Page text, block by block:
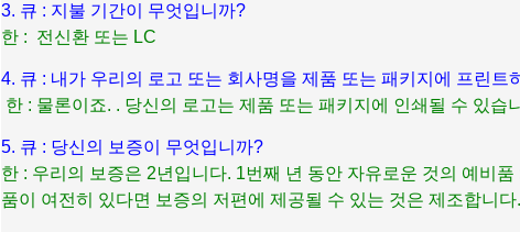
3. 큐 : 지불 기간이 무엇입니까?
한 : 전신환 또는 LC
4. 큐 : 내가 우리의 로고 또는 회사명을 제품 또는 패키지에 프린트
한 : 물론이죠. . 당신의 로고는 제품 또는 패키지에 인쇄될 수 있습
5. 큐 : 당신의 보증이 무엇입니까?
한 : 우리의 보증은 2년입니다. 1번째 년 동안 자유로운 것의 예비
품이 여전히 있다면 보증의 저편에 제공될 수 있는 것은 제조합니다.